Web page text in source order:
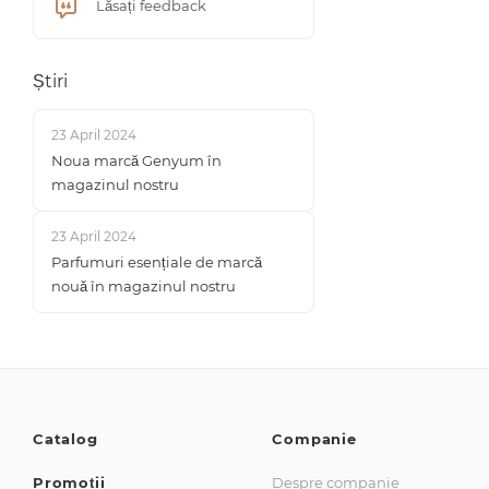
Lăsați feedback
Știri
23 April 2024
Noua marcă Genyum în
magazinul nostru
23 April 2024
Parfumuri esențiale de marcă
nouă în magazinul nostru
Catalog
Promoții
Companie
Despre companie